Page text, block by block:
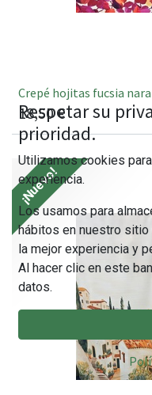
Crepé hojitas fucsia
18,50€
¡Nuevo!
Respetar su
prioridad.
Utilizamos cookies
experiencia.
Los usamos para
hábitos en nuestro sitio
la mejor experiencia y
Al hacer clic en este
datos.